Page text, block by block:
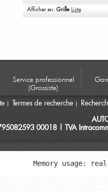
Afficher en: Grille Liste
Service professionnel
(Grossiste)
Termes de recherche
00018 | TVA
Memory usage: